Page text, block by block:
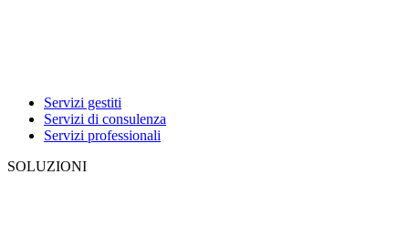
Servizi gestiti
Servizi di consulenza
Servizi professionali
SOLUZIONI